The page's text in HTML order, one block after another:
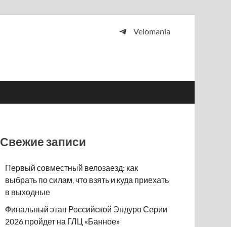
Velomania
Свежие записи
Первый совместный велозаезд: как
выбрать по силам, что взять и куда приехать
в выходные
Финальный этап Российской Эндуро Серии
2026 пройдет на ГЛЦ «Банное»